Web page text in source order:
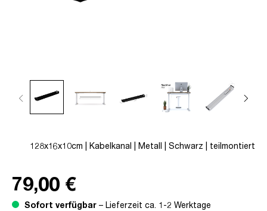
128x16x10cm | Kabelkanal | Metall | Schwarz | teilmontiert
79,00 €
Sofort verfügbar – Lieferzeit ca. 1-2 Werktage